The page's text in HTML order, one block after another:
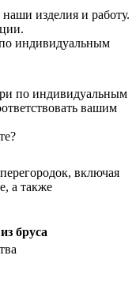
изделия и работу.
индивидуальным
по индивидуальным
вашим
включая
а также
бруса